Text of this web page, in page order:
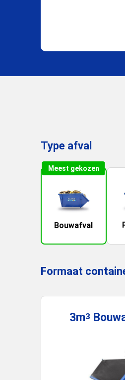
Type afval
Meest gekozen
Bouwafval
Formaat
3m3